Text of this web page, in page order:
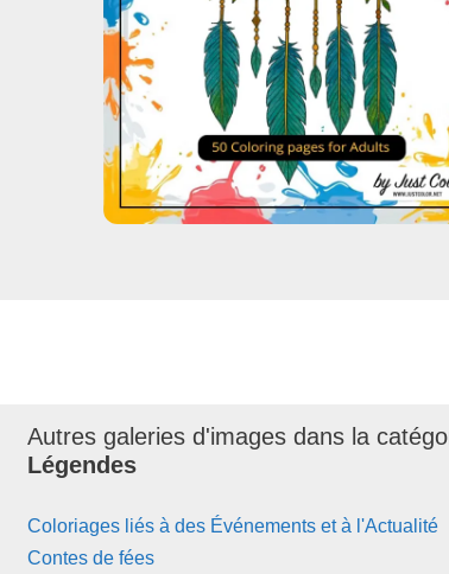
Autres galeries d'images dans la
Légendes
Coloriages liés à des Événements et à l'Actualité
Contes de fées